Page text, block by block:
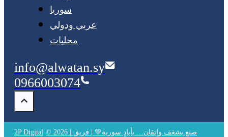
سوريا
عربي ودولي
محليات
info@alwatan.sy
0966003074
2P Digital © 2026 | صنع بشغف وإتقان… بأيادٍ سورية💚 | فريق